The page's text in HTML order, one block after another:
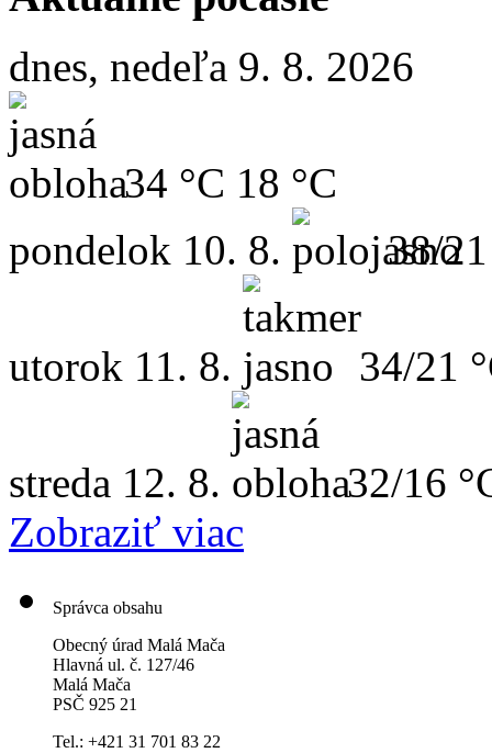
dnes, nedeľa 9. 8. 2026
34 °C 18 °C
pondelok 10. 8. 38/
utorok 11. 8. 34/21
streda 12. 8.
32/16
Zobraziť viac
Správca obsahu
Obecný úrad Malá Mača
Hlavná ul. č. 127/46
Malá Mača
PSČ 925 21
Tel.: +421 31 701 83 22